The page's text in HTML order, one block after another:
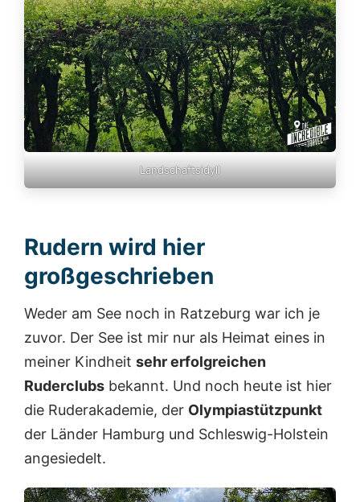
Landschaftsidyll
Rudern wird hier
großgeschrieben
Weder am See noch in Ratzeburg war ich je
zuvor. Der See ist mir nur als Heimat eines in
meiner Kindheit sehr erfolgreichen
Ruderclubs bekannt. Und noch heute ist hier
die Ruderakademie, der Olympiastützpunkt
der Länder Hamburg und Schleswig-Holstein
angesiedelt.